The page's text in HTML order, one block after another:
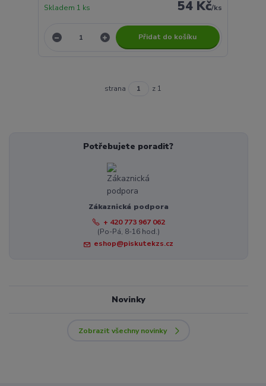
54 Kč/ks
Skladem 1 ks
Přidat do košíku
strana z 1
Potřebujete poradit?
Zákaznická podpora
+ 420 773 967 062
(Po-Pá, 8-16 hod.)
eshop@piskutekzs.cz
Novinky
Zobrazit všechny novinky